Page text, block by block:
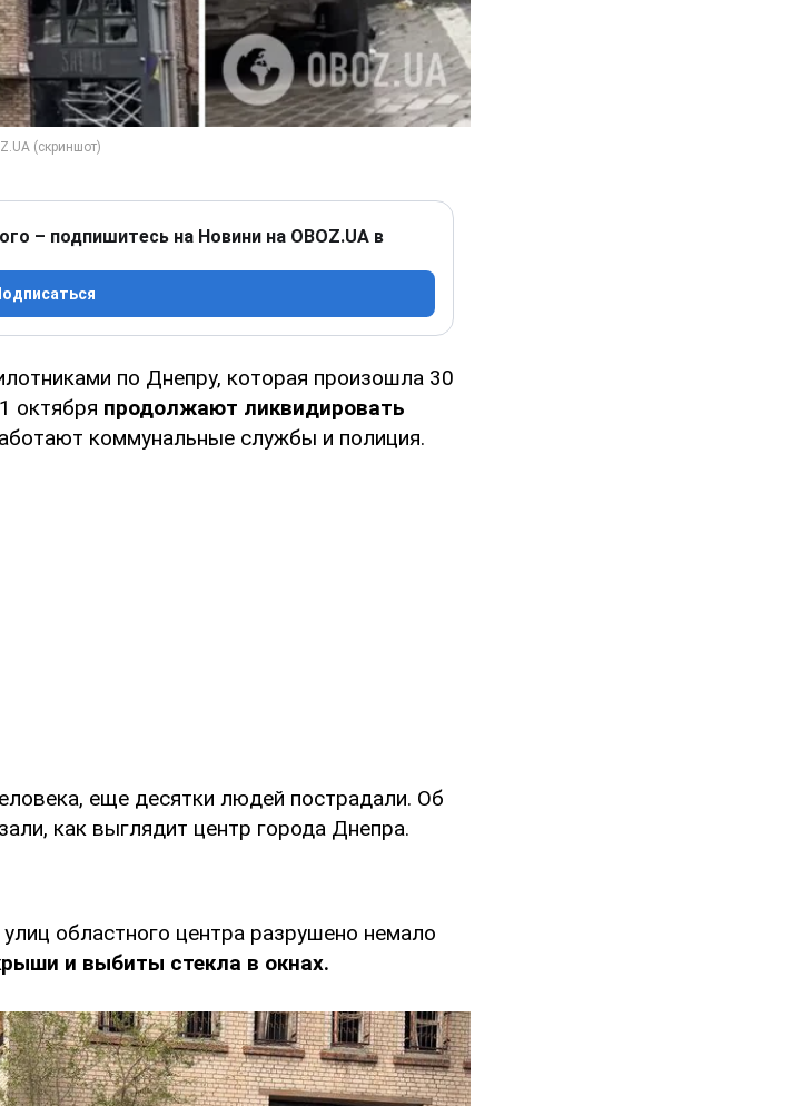
– подпишитесь на Новини на OBOZ.UA в
по Днепру, которая произошла 30
октября продолжают ликвидировать
коммунальные службы и полиция.
еще десятки людей пострадали. Об
как выглядит центр города Днепра.
областного центра разрушено немало
и выбиты стекла в окнах.